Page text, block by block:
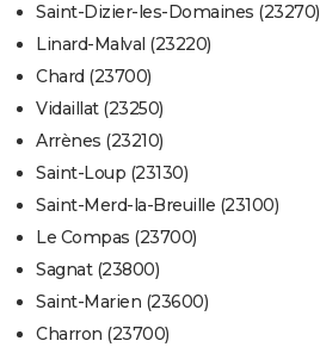
Saint-Dizier-les-Domaines (23270)
Linard-Malval (23220)
Chard (23700)
Vidaillat (23250)
Arrènes (23210)
Saint-Loup (23130)
Saint-Merd-la-Breuille (23100)
Le Compas (23700)
Sagnat (23800)
Saint-Marien (23600)
Charron (23700)